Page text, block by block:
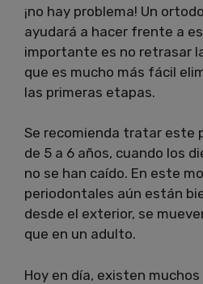
¡no hay problema! Un
ayudará a hacer frente a
importante es no retrasar
que es mucho más fácil
las primeras etapas.
Se recomienda tratar este
de 5 a 6 años, cuando los
no se han caído. En este
periodontales aún están
desde el exterior, se
que en un adulto.
Hoy en día, existen